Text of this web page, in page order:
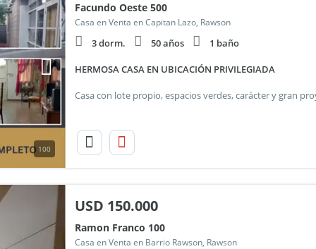
100
Facundo Oeste 500
Casa en Venta en Capitan Lazo, Rawson
3 dorm. 50 años 1 baño
HERMOSA CASA EN UBICACIÓN PRIVILEGIADA
USD 150.000
Ramon Franco 100
Casa en Venta en Barrio Rawson, Rawson